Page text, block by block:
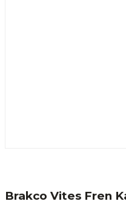
Brakco Vites Fren